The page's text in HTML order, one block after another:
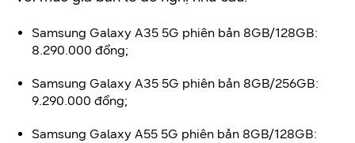
Samsung Galaxy A35 5G phiên bản 8GB/128GB:
8.290.000 đồng;
Samsung Galaxy A35 5G phiên bản 8GB/256GB:
9.290.000 đồng;
Samsung Galaxy A55 5G phiên bản 8GB/128GB: